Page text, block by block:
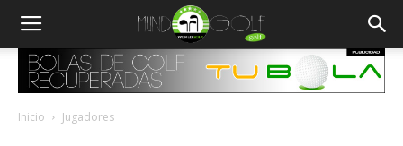
Inicio Jugadores